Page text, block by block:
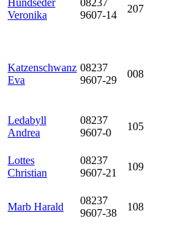
Hundseder
Veronika
08237
9607-14
207
Katzenschwanz
Eva
08237
9607-29
008
Ledabyll
Andrea
08237
9607-0
105
Lottes
Christian
08237
9607-21
109
Marb Harald
08237
9607-38
108